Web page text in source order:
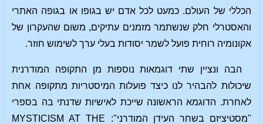
הכללי של העולם. כמעט לכל אדם יש בגופו או בגופה האתרי
והאסטרלי חלק שנשתמר מזמנים עתיקים, משום שהעקרון של
אקונומיה רוחית פועל לשמר יסודות בעלי ערך לשימוש חוזר.
הבה ונציין שתי דוגמאות נוספות מן התקופה המודרנית
שיכולות להבהיר לנו כיצד פועלות המיסטריות מתקופה אחת
לאחרת. הדוגמא הראשונה שייכת לאישיות שדנתי בה בספרי
"מסטיציזם בשחר העידן המודרני": MYSTICISM AT THE